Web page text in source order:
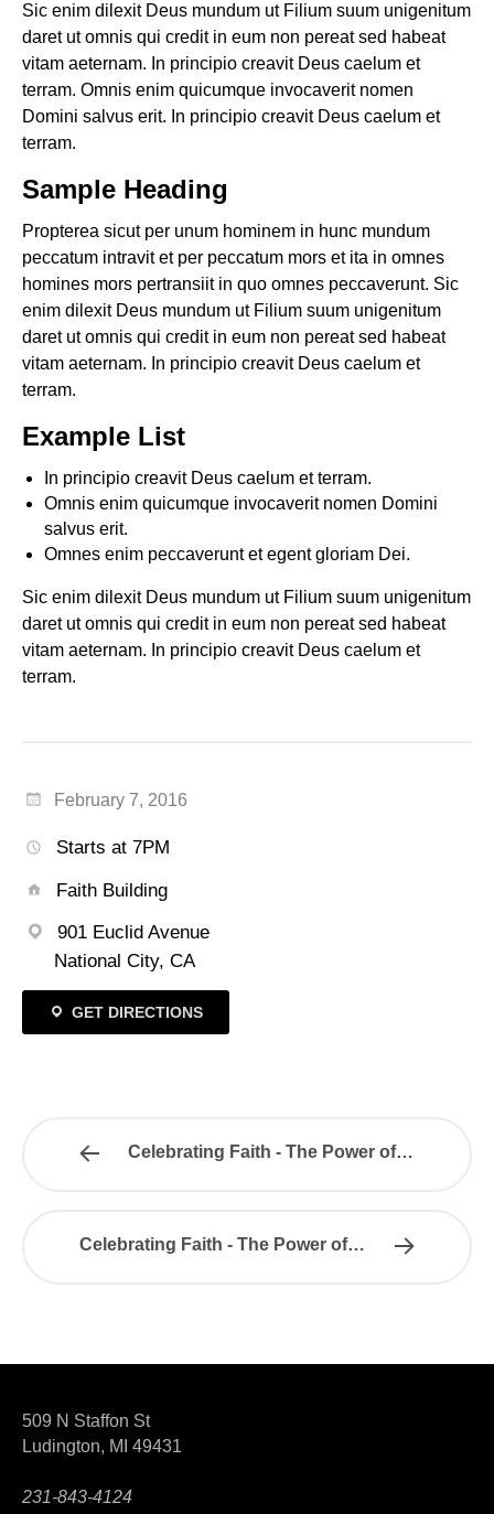
Sic enim dilexit Deus mundum ut Filium suum unigenitum
daret ut omnis qui credit in eum non pereat sed habeat
vitam aeternam. In principio creavit Deus caelum et
terram. Omnis enim quicumque invocaverit nomen
Domini salvus erit. In principio creavit Deus caelum et
terram.
Sample Heading
Propterea sicut per unum hominem in hunc mundum
peccatum intravit et per peccatum mors et ita in omnes
homines mors pertransiit in quo omnes peccaverunt. Sic
enim dilexit Deus mundum ut Filium suum unigenitum
daret ut omnis qui credit in eum non pereat sed habeat
vitam aeternam. In principio creavit Deus caelum et
terram.
Example List
In principio creavit Deus caelum et terram.
Omnis enim quicumque invocaverit nomen Domini
salvus erit.
Omnes enim peccaverunt et egent gloriam Dei.
Sic enim dilexit Deus mundum ut Filium suum unigenitum
daret ut omnis qui credit in eum non pereat sed habeat
vitam aeternam. In principio creavit Deus caelum et
terram.
February 7, 2016
Starts at 7PM
Faith Building
901 Euclid Avenue
National City, CA
GET DIRECTIONS
Celebrating Faith - The Power of…
Celebrating Faith - The Power of…
509 N Staffon St
Ludington, MI 49431
231-843-4124